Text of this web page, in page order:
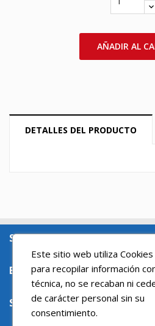
AÑADIR AL
DETALLES DEL PRODUCTO
SOBRE NOSOTROS
ENLACES DE INTERES
SU CUENTA
Este sitio web utiliza
para recopilar información
técnica, no se recaban ni
de carácter personal sin su
consentimiento.